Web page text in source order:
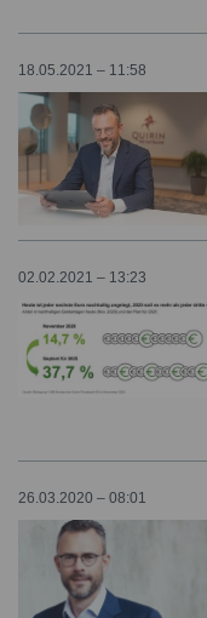
18.05.2021 – 11:58
02.02.2021 – 13:23
26.03.2020 – 08:01